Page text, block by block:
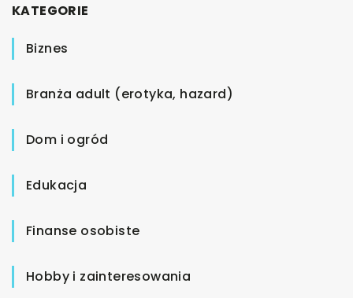
KATEGORIE
Biznes
Branża adult (erotyka, hazard)
Dom i ogród
Edukacja
Finanse osobiste
Hobby i zainteresowania